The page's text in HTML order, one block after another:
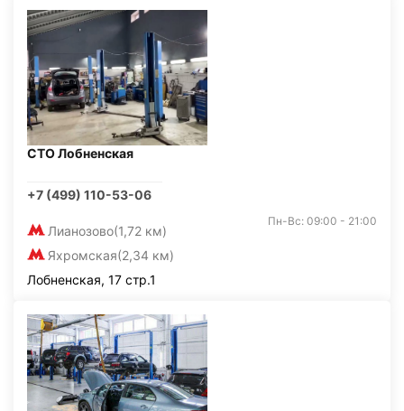
СТО Лобненская
+7 (499) 110-53-06
Лианозово(1,72 км)
Яхромская(2,34 км)
Пн-Вс: 09:00 - 21:00
Лобненская, 17 стр.1